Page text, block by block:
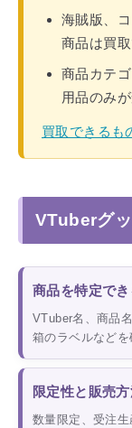
海賊版、
商品は買取
商品カテ
用品のみ
買取できるも
VTuberグ
商品を特定でき
VTuber名、商品
箱のラベルなどを
限定性と販売
数量限定、受注